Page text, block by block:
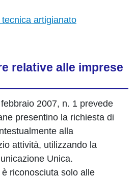
artigianato
relative alle imprese
2007, n. 1 prevede
presentino la richiesta di
alla
attività, utilizzando la
Unica.
riconosciuta solo alle